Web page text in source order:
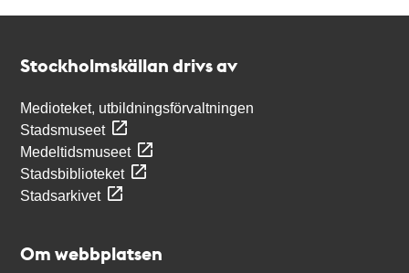
Stockholmskällan drivs av
Medioteket, utbildningsförvaltningen
Stadsmuseet
Medeltidsmuseet
Stadsbiblioteket
Stadsarkivet
Om webbplatsen